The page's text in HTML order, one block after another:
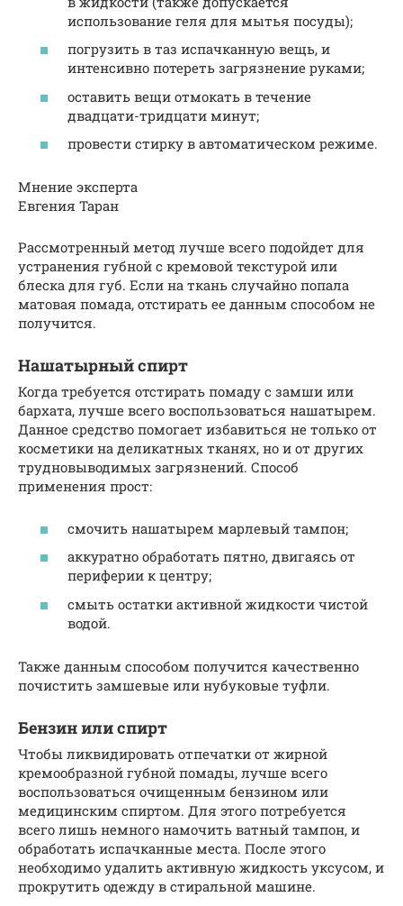
использование геля для мытья посуды);
погрузить в таз испачканную вещь, и
интенсивно потереть загрязнение руками;
оставить вещи отмокать в течение
двадцати-тридцати минут;
провести стирку в автоматическом режиме.
Мнение эксперта
Евгения Таран
Рассмотренный метод лучше всего подойдет для
устранения губной с кремовой текстурой или
блеска для губ. Если на ткань случайно попала
матовая помада, отстирать ее данным способом не
получится.
Нашатырный спирт
Когда требуется отстирать помаду с замши или
бархата, лучше всего воспользоваться нашатырем.
Данное средство помогает избавиться не только от
косметики на деликатных тканях, но и от других
трудновыводимых загрязнений. Способ
применения прост:
смочить нашатырем марлевый тампон;
аккуратно обработать пятно, двигаясь от
периферии к центру;
смыть остатки активной жидкости чистой
водой.
Также данным способом получится качественно
почистить замшевые или нубуковые туфли.
Бензин или спирт
Чтобы ликвидировать отпечатки от жирной
кремообразной губной помады, лучше всего
воспользоваться очищенным бензином или
медицинским спиртом. Для этого потребуется
всего лишь немного намочить ватный тампон, и
обработать испачканные места. После этого
необходимо удалить активную жидкость уксусом, и
прокрутить одежду в стиральной машине.